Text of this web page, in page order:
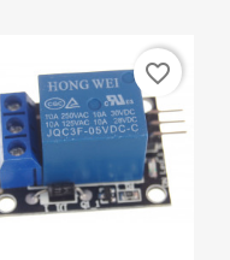
favorite_border